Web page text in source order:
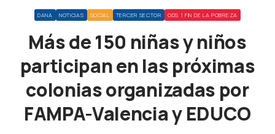
DANA NOTICIAS SOCIAL TERCER SECTOR ODS 1 FIN DE LA POBREZA
Más de 150 niñas y niños
participan en las próximas
colonias organizadas por
FAMPA-Valencia y EDUCO